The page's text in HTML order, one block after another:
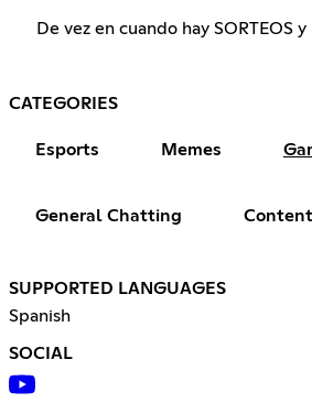
De vez en cuando hay SORTEOS y
CATEGORIES
Esports Memes
General Chatting
SUPPORTED LANGUAGES
Spanish
SOCIAL